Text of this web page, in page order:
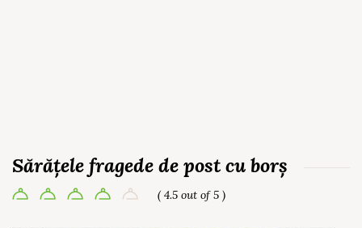
Sărățele fragede de post cu borș
( 4.5 out of 5 )